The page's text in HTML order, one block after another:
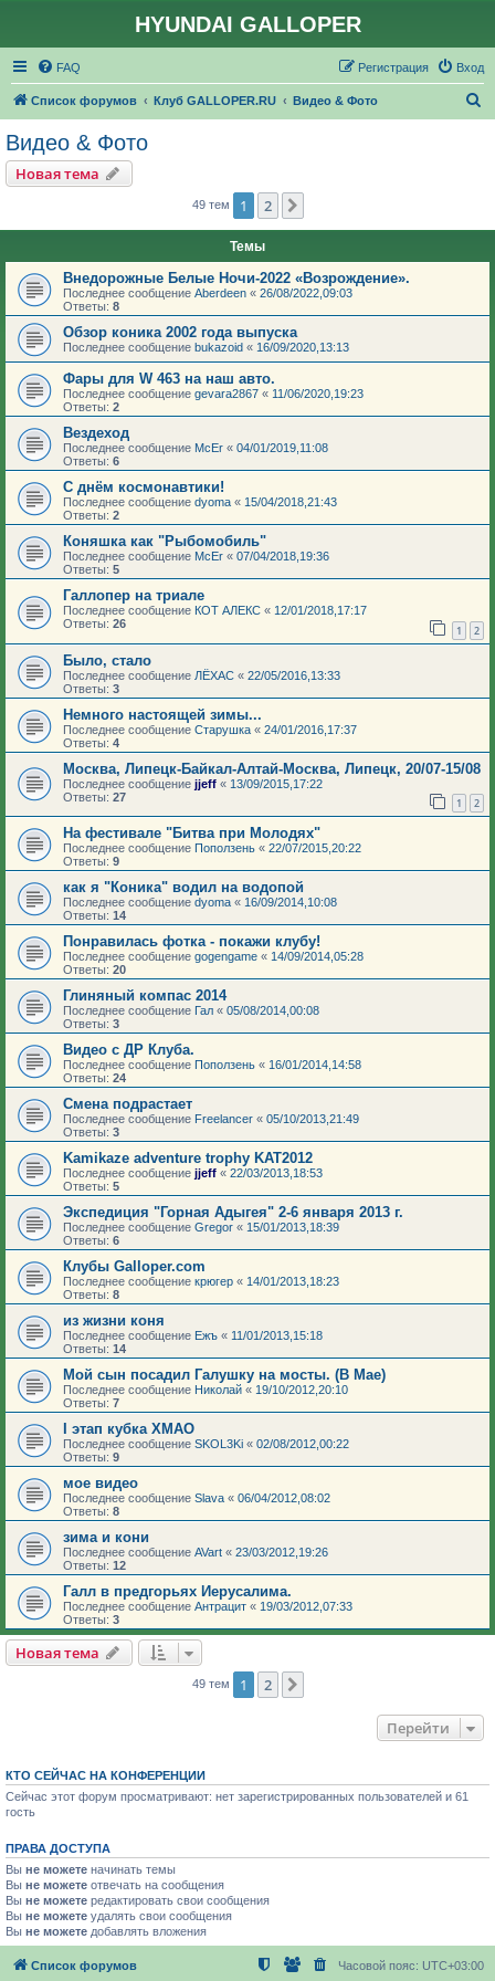
HYUNDAI GALLOPER
FAQ Вход
Регистрация
Список форумов Клуб GALLOPER.RU Видео & Фото
Видео & Фото
Новая тема
49 тем 1 2
Темы
Внедорожные Белые Ночи-2022 «Возрождение».
Последнее сообщение Aberdeen « 26/08/2022,09:03
Ответы: 8
Обзор коника 2002 года выпуска
Последнее сообщение bukazoid « 16/09/2020,13:13
Фары для W 463 на наш авто.
Последнее сообщение gevara2867 « 11/06/2020,19:23
Ответы: 2
Вездеход
Последнее сообщение McEr « 04/01/2019,11:08
Ответы: 6
С днём космонавтики!
Последнее сообщение dyoma « 15/04/2018,21:43
Ответы: 2
Коняшка как "Рыбомобиль"
Последнее сообщение McEr « 07/04/2018,19:36
Ответы: 5
Галлопер на триале
Последнее сообщение КОТ АЛЕКС « 12/01/2018,17:17
Ответы: 26 1 2
Было, стало
Последнее сообщение ЛЁХАС « 22/05/2016,13:33
Ответы: 3
Немного настоящей зимы...
Последнее сообщение Старушка « 24/01/2016,17:37
Ответы: 4
Москва, Липецк-Байкал-Алтай-Москва, Липецк, 20/07-15/08
Последнее сообщение jjeff « 13/09/2015,17:22
Ответы: 27 1 2
На фестивале "Битва при Молодях"
Последнее сообщение Поползень « 22/07/2015,20:22
Ответы: 9
как я "Коника" водил на водопой
Последнее сообщение dyoma « 16/09/2014,10:08
Ответы: 14
Понравилась фотка - покажи клубу!
Последнее сообщение gogengame « 14/09/2014,05:28
Ответы: 20
Глиняный компас 2014
Последнее сообщение Гал « 05/08/2014,00:08
Ответы: 3
Видео с ДР Клуба.
Последнее сообщение Поползень « 16/01/2014,14:58
Ответы: 24
Смена подрастает
Последнее сообщение Freelancer « 05/10/2013,21:49
Ответы: 3
Kamikaze adventure trophy KAT2012
Последнее сообщение jjeff « 22/03/2013,18:53
Ответы: 5
Экспедиция "Горная Адыгея" 2-6 января 2013 г.
Последнее сообщение Gregor « 15/01/2013,18:39
Ответы: 6
Клубы Galloper.com
Последнее сообщение крюгер « 14/01/2013,18:23
Ответы: 8
из жизни коня
Последнее сообщение Ежъ « 11/01/2013,15:18
Ответы: 14
Мой сын посадил Галушку на мосты. (В Мае)
Последнее сообщение Николай « 19/10/2012,20:10
Ответы: 7
I этап кубка ХМАО
Последнее сообщение SKOL3Ki « 02/08/2012,00:22
Ответы: 9
мое видео
Последнее сообщение Slava « 06/04/2012,08:02
Ответы: 8
зима и кони
Последнее сообщение AVart « 23/03/2012,19:26
Ответы: 12
Галл в предгорьях Иерусалима.
Последнее сообщение Антрацит « 19/03/2012,07:33
Ответы: 3
Новая тема
49 тем 1 2
Перейти
КТО СЕЙЧАС НА КОНФЕРЕНЦИИ
Сейчас этот форум просматривают: нет зарегистрированных пользователей и 61
гость
ПРАВА ДОСТУПА
Вы не можете начинать темы
Вы не можете отвечать на сообщения
Вы не можете редактировать свои сообщения
Вы не можете удалять свои сообщения
Вы не можете добавлять вложения
Список форумов Часовой пояс: UTC+03:00